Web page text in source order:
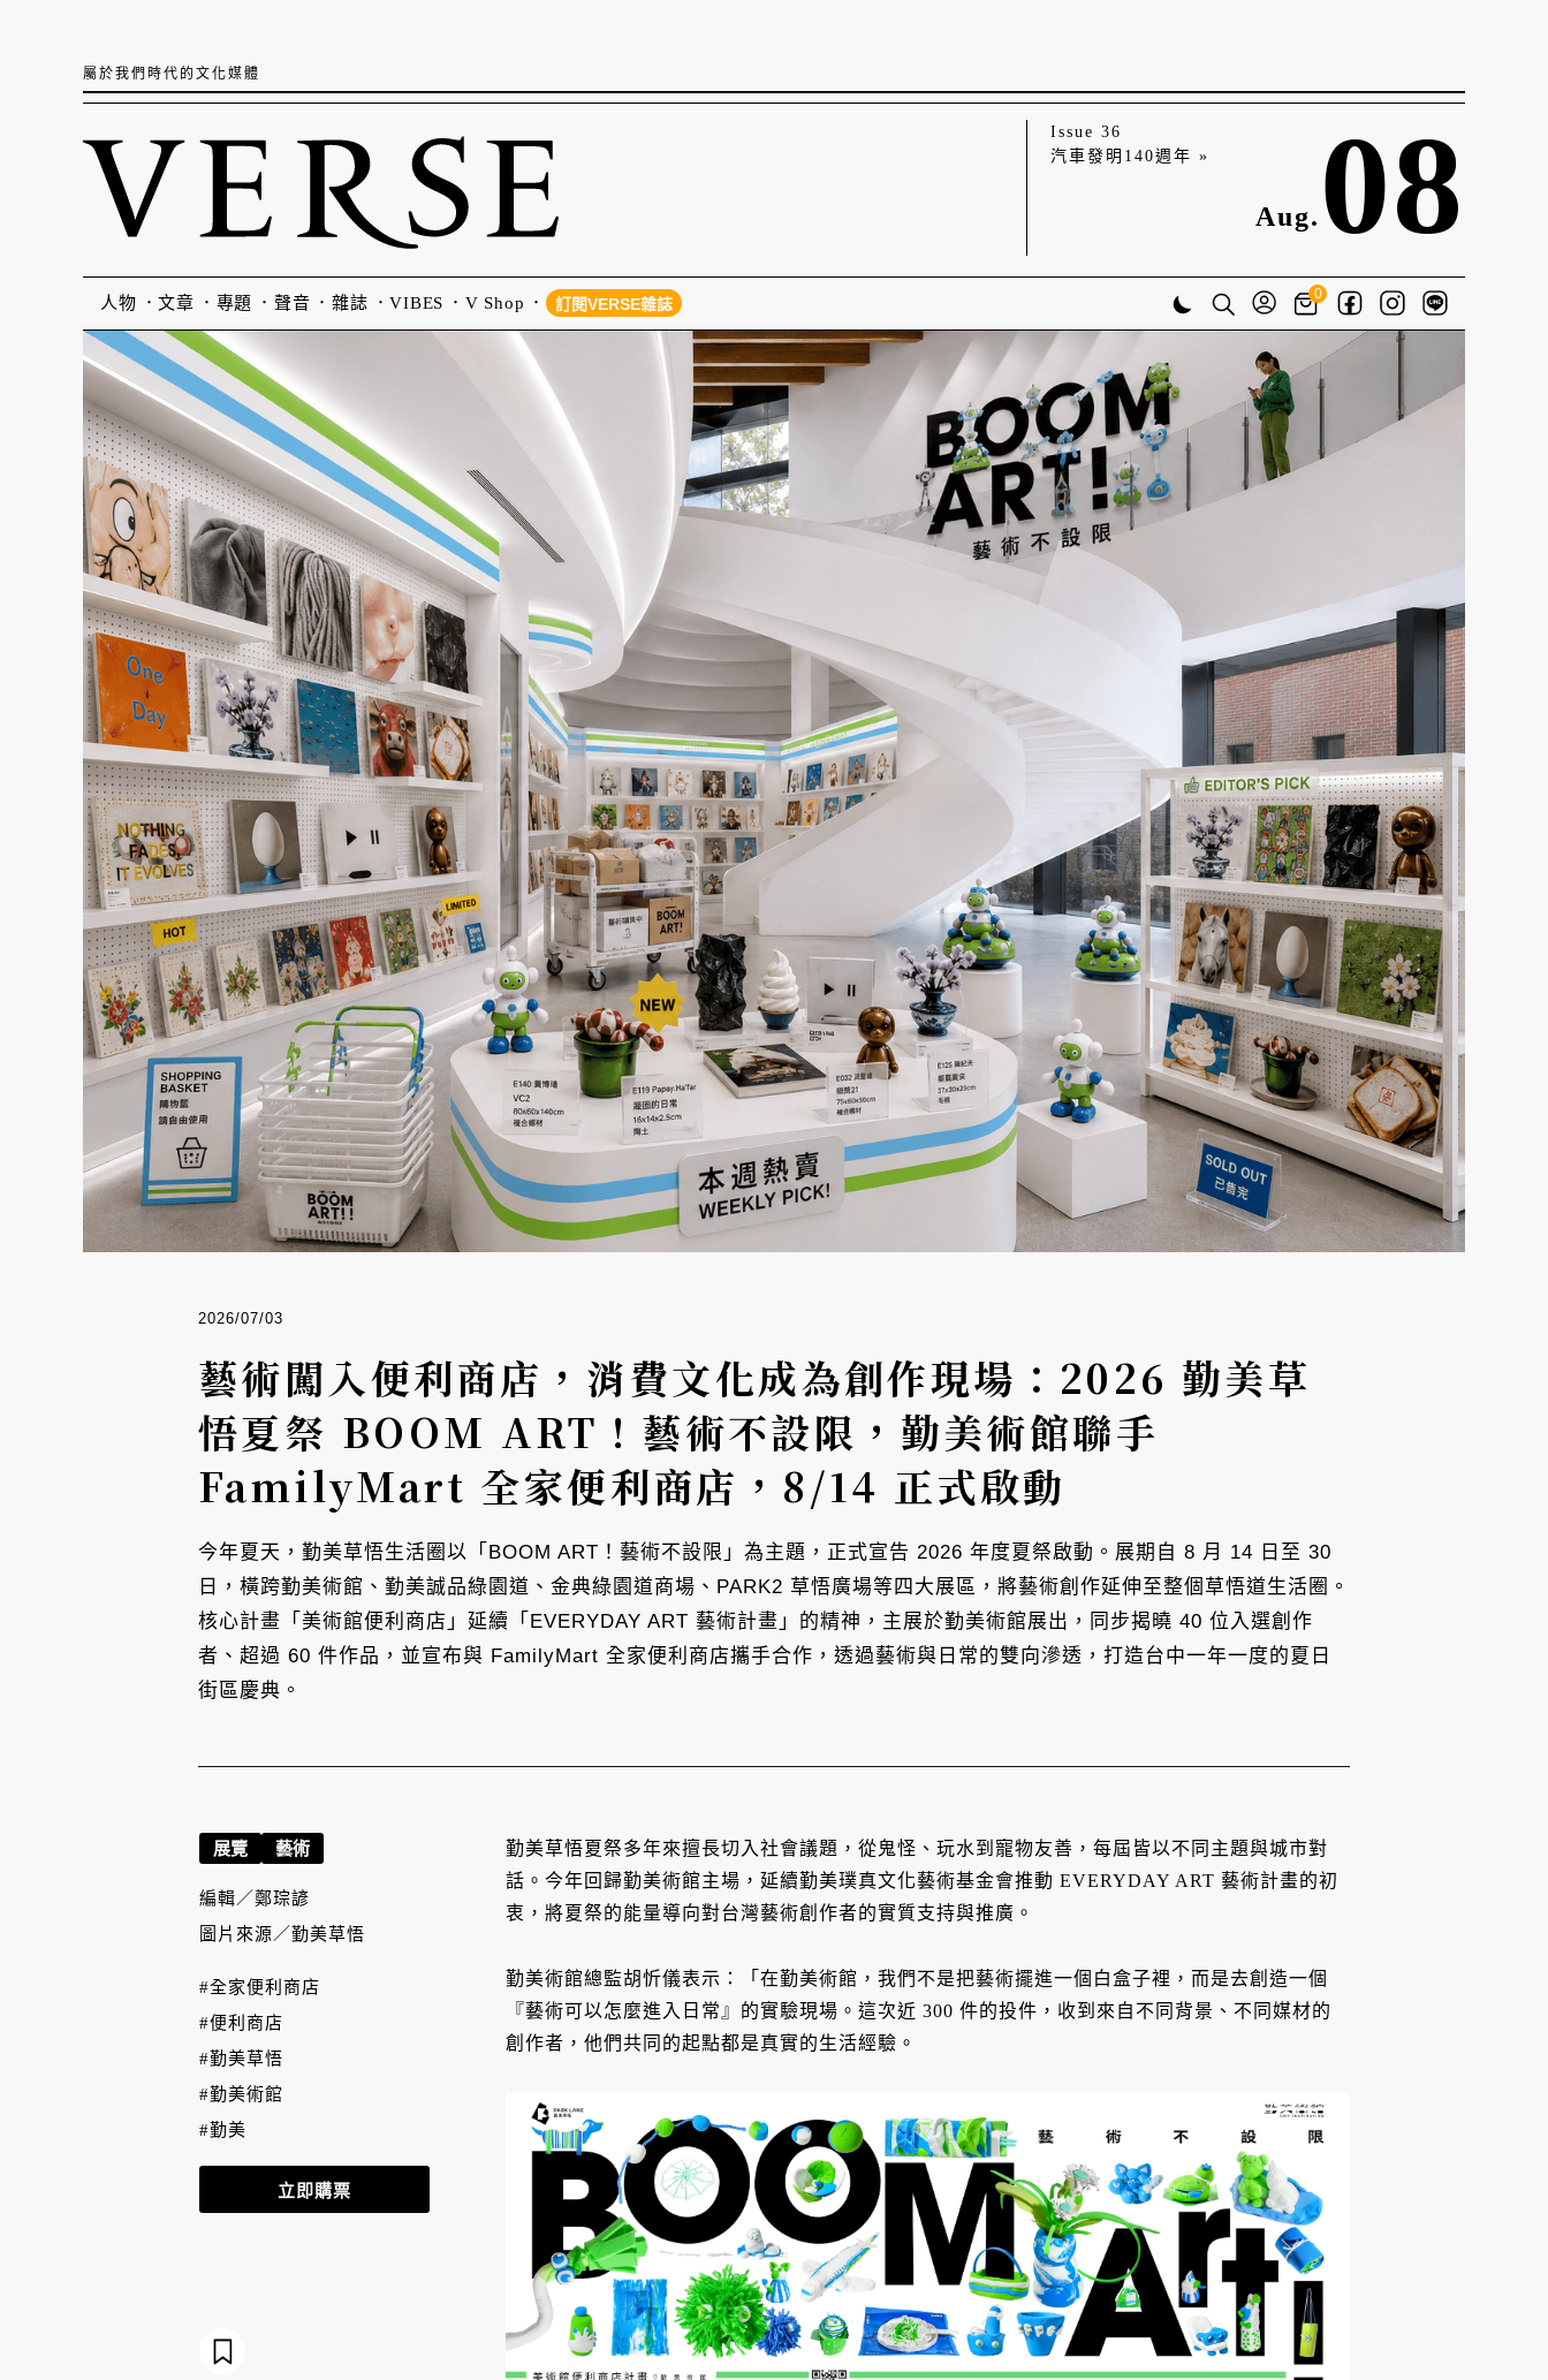
屬於我們時代的文化媒體
Issue 36
汽車發明140週年 »
Aug. 08
人物 文章 專題 聲音 雜誌 VIBES V Shop 訂閱VERSE雜誌
0
2026/07/03
藝術闖入便利商店，消費文化成為創作現場：2026 勤美草
悟夏祭 BOOM ART！藝術不設限，勤美術館聯手
FamilyMart 全家便利商店，8/14 正式啟動
今年夏天，勤美草悟生活圈以「BOOM ART！藝術不設限」為主題，正式宣告 2026 年度夏祭啟動。展期自 8 月 14 日至 30
日，橫跨勤美術館、勤美誠品綠園道、金典綠園道商場、PARK2 草悟廣場等四大展區，將藝術創作延伸至整個草悟道生活圈。
核心計畫「美術館便利商店」延續「EVERYDAY ART 藝術計畫」的精神，主展於勤美術館展出，同步揭曉 40 位入選創作
者、超過 60 件作品，並宣布與 FamilyMart 全家便利商店攜手合作，透過藝術與日常的雙向滲透，打造台中一年一度的夏日
街區慶典。
勤美草悟夏祭多年來擅長切入社會議題，從鬼怪、玩水到寵物友善，每屆皆以不同主題與城市對
話。今年回歸勤美術館主場，延續勤美璞真文化藝術基金會推動 EVERYDAY ART 藝術計畫的初
衷，將夏祭的能量導向對台灣藝術創作者的實質支持與推廣。
勤美術館總監胡忻儀表示：「在勤美術館，我們不是把藝術擺進一個白盒子裡，而是去創造一個
『藝術可以怎麼進入日常』的實驗現場。這次近 300 件的投件，收到來自不同背景、不同媒材的
創作者，他們共同的起點都是真實的生活經驗。
展覽 藝術
編輯／鄭琮諺
圖片來源／ 勤美草悟
#全家便利商店
#便利商店
#勤美草悟
#勤美術館
#勤美
立即購票